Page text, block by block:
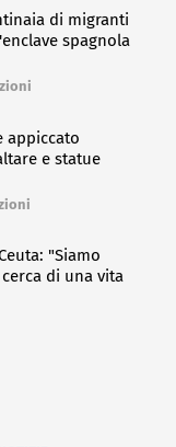
di migranti
spagnola
appiccato
e statue
"Siamo
di una vita